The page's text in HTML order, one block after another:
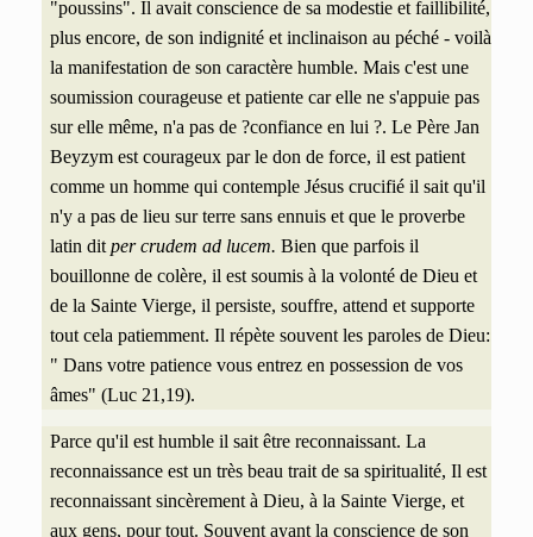
"poussins". Il avait conscience de sa modestie et faillibilité,
plus encore, de son indignité et inclinaison au péché - voilà
la manifestation de son caractère humble. Mais c'est une
soumission courageuse et patiente car elle ne s'appuie pas
sur elle même, n'a pas de ?confiance en lui ?. Le Père Jan
Beyzym est courageux par le don de force, il est patient
comme un homme qui contemple Jésus crucifié il sait qu'il
n'y a pas de lieu sur terre sans ennuis et que le proverbe
latin dit per crudem ad lucem. Bien que parfois il
bouillonne de colère, il est soumis à la volonté de Dieu et
de la Sainte Vierge, il persiste, souffre, attend et supporte
tout cela patiemment. Il répète souvent les paroles de Dieu:
" Dans votre patience vous entrez en possession de vos
âmes" (Luc 21,19).
Parce qu'il est humble il sait être reconnaissant. La
reconnaissance est un très beau trait de sa spiritualité, Il est
reconnaissant sincèrement à Dieu, à la Sainte Vierge, et
aux gens, pour tout. Souvent ayant la conscience de son